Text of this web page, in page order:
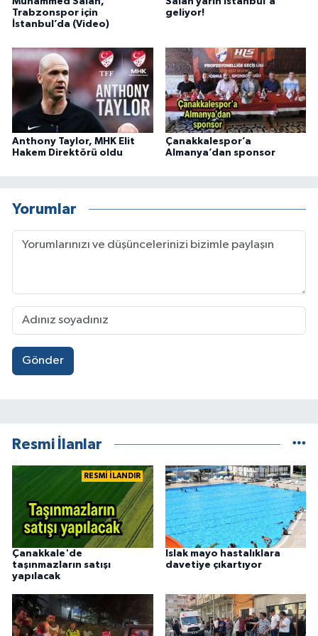
Trabzonspor için
İstanbul’da (Video)
geliyor!
Anthony Taylor, MHK Elit
Hakem Direktörü oldu
Çanakkalespor’a
Almanya’dan sponsor
Yorumlar
Gönder
Resmi İlanlar
RESMİ İLANDIR
Çanakkale'de
taşınmazların satışı
yapılacak
Islak mayo hastalıklara
davetiye çıkartıyor